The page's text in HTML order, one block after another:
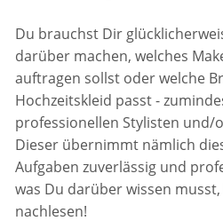
Du brauchst Dir
darüber machen, welches
auftragen sollst oder welche
Hochzeitskleid passt -
professionellen Stylisten und/
Dieser übernimmt nämlich
Aufgaben zuverlässig und
was Du darüber wissen
nachlesen!